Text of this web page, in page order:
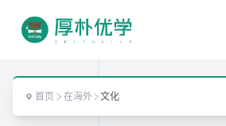
首页 在海外 文化